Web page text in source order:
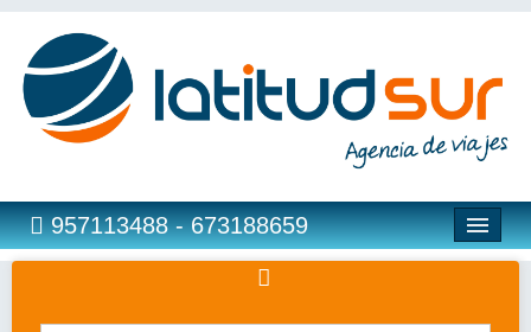
957113488 - 673188659
Hoteles